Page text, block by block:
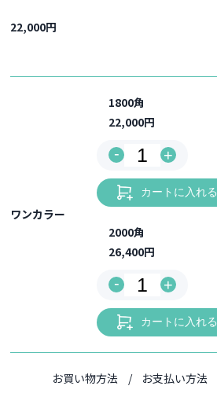
22,000円
ワンカラー
1800角
22,000円
- +
カートに入れる
2000角
26,400円
- +
カートに入れる
お買い物方法 お支払い方法